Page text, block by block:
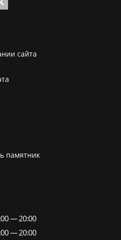
сайта
памятник
— 20:00
— 20:00